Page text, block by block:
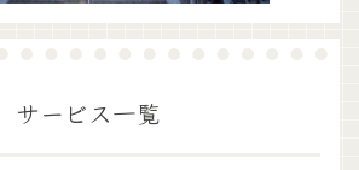
サービス一覧